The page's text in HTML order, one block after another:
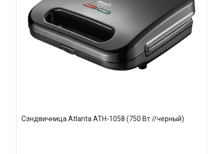
Сэндвичница Atlanta ATH-1058 (750 Вт //черный)